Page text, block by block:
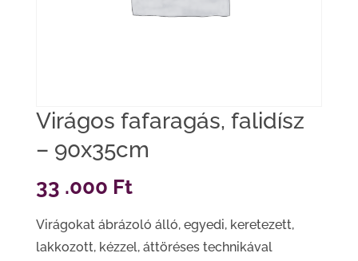
Virágos fafaragás, falidísz
– 90x35cm
33 .000 Ft
Virágokat ábrázoló álló, egyedi, keretezett,
lakkozott, kézzel, áttöréses technikával